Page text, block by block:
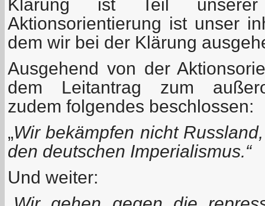
Klärung ist Teil
Aktionsorientierung ist unser
dem wir bei der Klärung
Ausgehend von der
dem Leitantrag zum
zudem folgendes beschlossen:
„Wir bekämpfen nicht
den deutschen Imperialismus.“
Und weiter: